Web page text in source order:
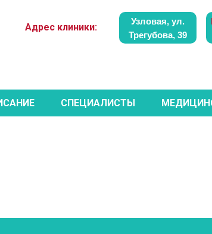
Адрес клиники:
Узловая, ул.
Трегубова, 39
СПЕЦИАЛИСТЫ